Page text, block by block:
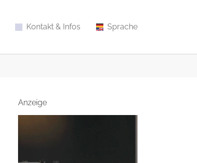
Kontakt & Infos Sprache
Anzeige